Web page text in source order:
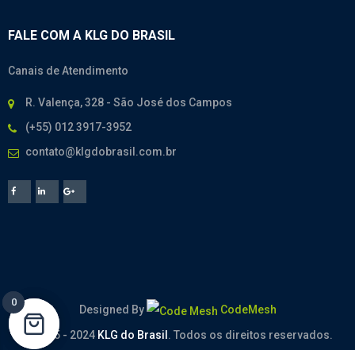
FALE COM A KLG DO BRASIL
Canais de Atendimento
R. Valença, 328 - São José dos Campos
(+55) 012 3917-3952
contato@klgdobrasil.com.br
Designed By
CodeMesh
© 2005 - 2024 KLG do Brasil. Todos os direitos reservados.
0
0